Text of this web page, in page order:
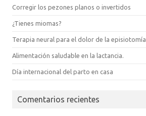
Corregir los pezones planos o invertidos
¿Tienes miomas?
Terapia neural para el dolor de la episiotomía
Alimentación saludable en la lactancia.
Día internacional del parto en casa
Comentarios recientes